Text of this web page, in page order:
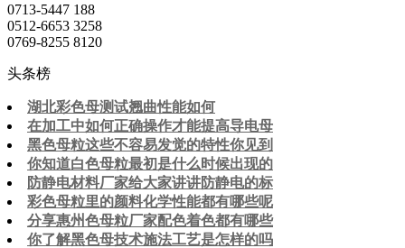
0713-5447 188
0512-6653 3258
0769-8255 8120
头条榜
湖北彩色母测试翘曲性能如何
在加工中如何正确操作才能提高导电母
黑色母粒这些不容易发觉的特性你见到
你知道白色母粒最初是什么时候出现的
防静电材料厂家给大家讲讲防静电的标
彩色母粒里的颜料化学性能都有哪些呢
分享惠州色母粒厂家配色着色都有哪些
你了解黑色母技术施法工艺是怎样的吗